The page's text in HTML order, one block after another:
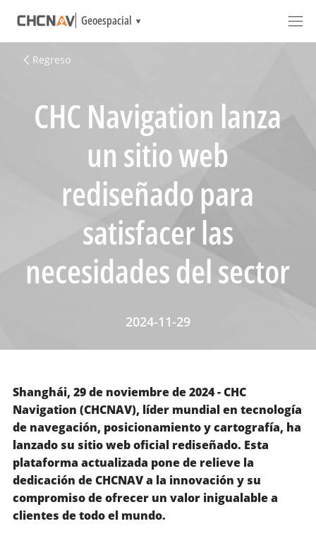
Geoespacial
Regreso
CHC Navigation lanza
un sitio web
rediseñado para
satisfacer las
necesidades del sector
2024-11-29
Shanghái, 29 de noviembre de 2024 - CHC
Navigation (CHCNAV), líder mundial en tecnología
de navegación, posicionamiento y cartografía, ha
lanzado su sitio web oficial rediseñado. Esta
plataforma actualizada pone de relieve la
dedicación de CHCNAV a la innovación y su
compromiso de ofrecer un valor inigualable a
clientes de todo el mundo.